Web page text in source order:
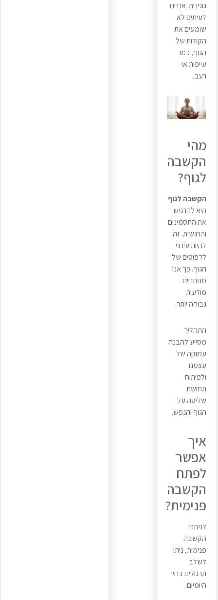
גופנית. אנחנו
לעיתים לא
שומעים את
הקולות של
הגוף, כמו
עייפות או
רעב.
מהי
הקשבה
לגוף?
הקשבה לגוף
היא להרגיש
את התסמינים
והרגשות. זה
להיות עירני
לדפוסים של
הגוף. כך אנו
מפתחים
מודעות
גבוהה יותר.
התהליך
מסייע להבנה
עמוקה של
עצמנו.
ולפיתוח
תחושת
שליטה על
הגוף והנפש.
איך
אפשר
לפתח
הקשבה
פנימית?
לפתח
הקשבה
פנימית, ניתן
לשלב
תרגולים בחיי
היומיום: